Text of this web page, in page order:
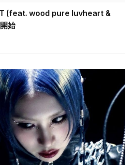
(feat. wood pure luvheart &
始